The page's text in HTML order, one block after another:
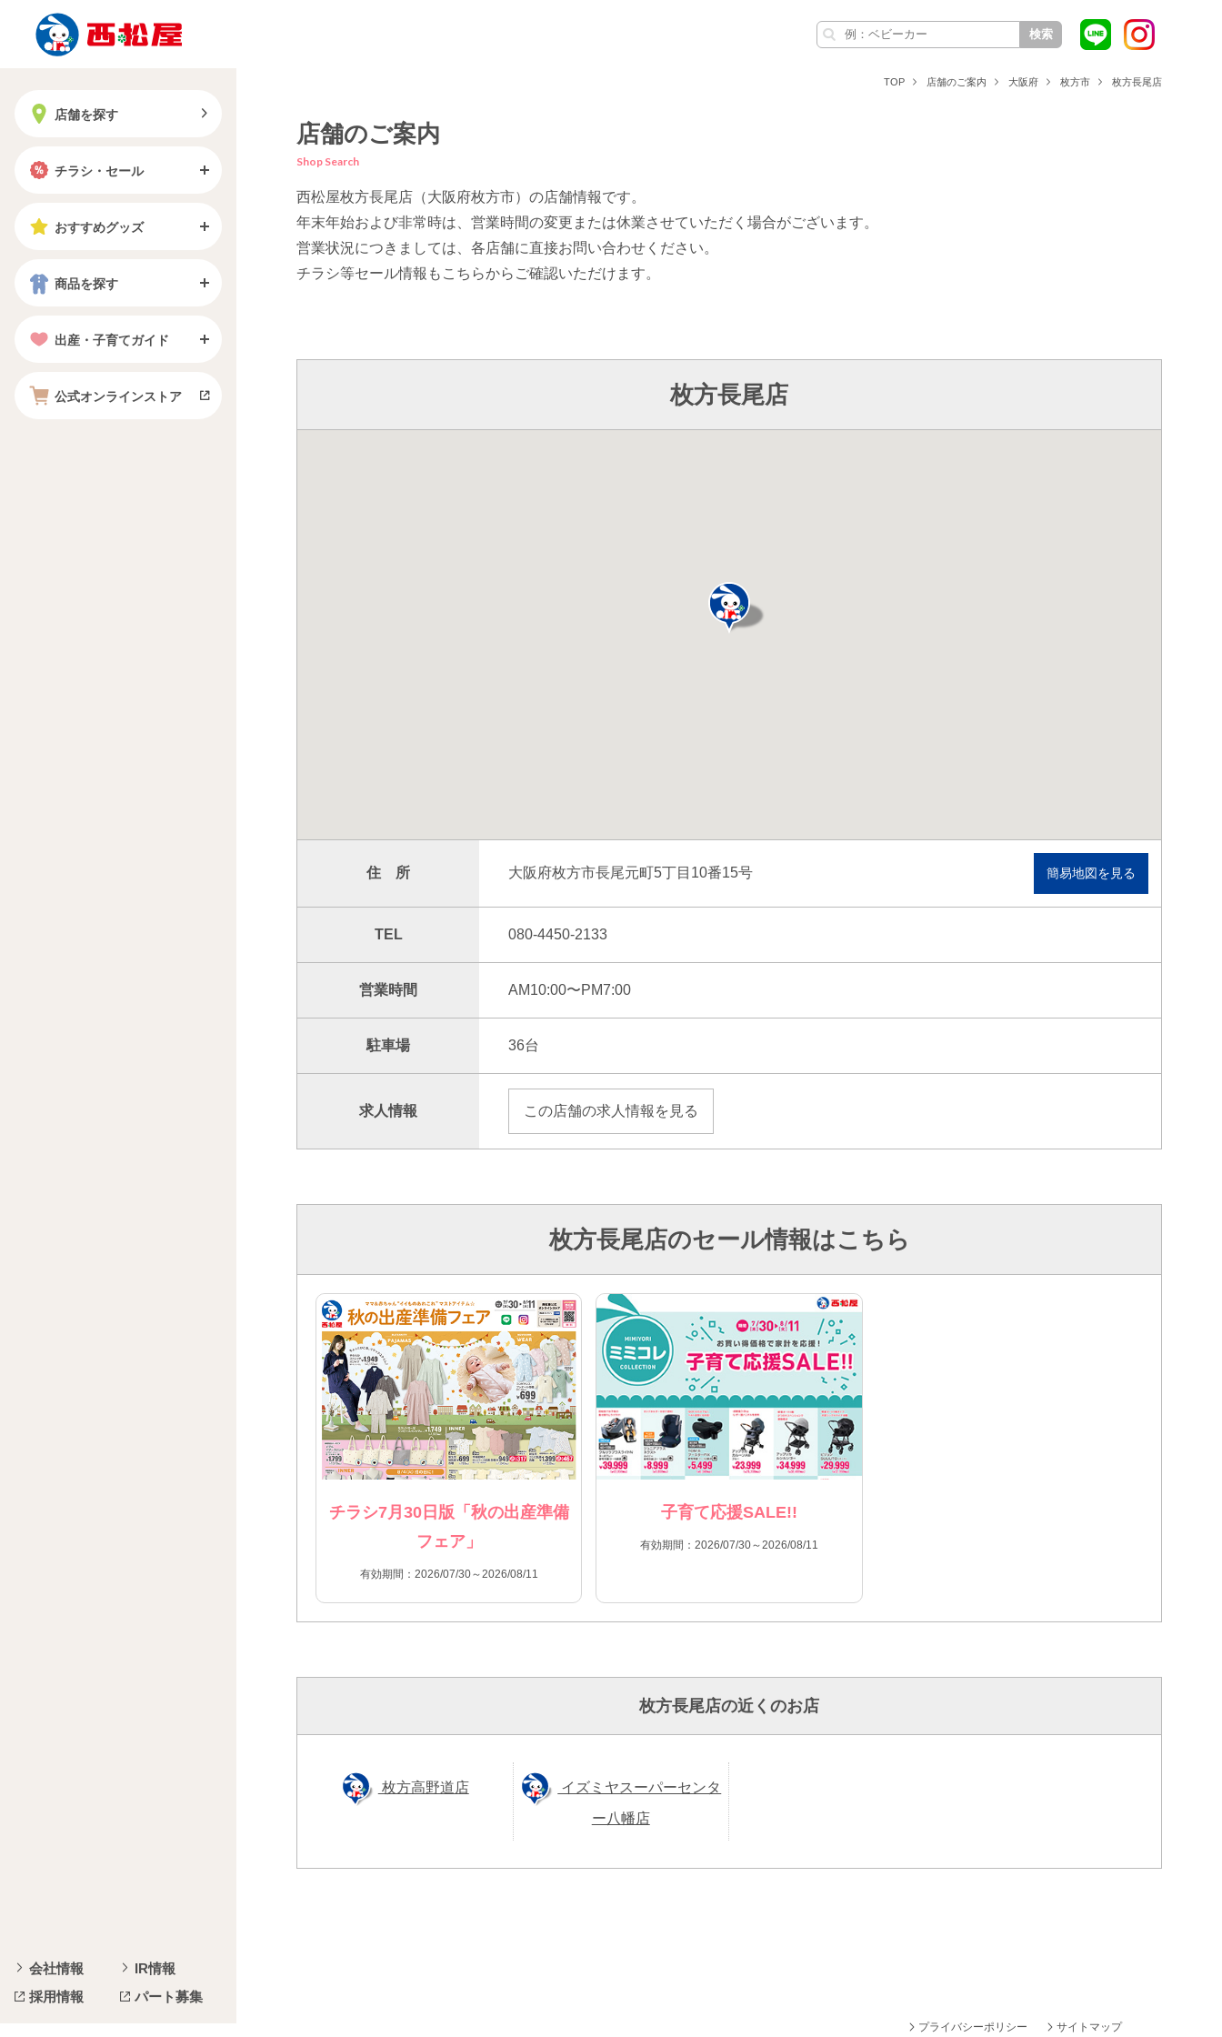
検索
店舗を探す
チラシ・セール
おすすめグッズ
商品を探す
出産・子育てガイド
公式オンラインストア
会社情報
IR情報
採用情報
パート募集
TOP 店舗のご案内 大阪府 枚方市 枚方長尾店
店舗のご案内
Shop Search
西松屋枚方長尾店（大阪府枚方市）の店舗情報です。
年末年始および非常時は、営業時間の変更または休業させていただく場合がございます。
営業状況につきましては、各店舗に直接お問い合わせください。
チラシ等セール情報もこちらからご確認いただけます。
枚方長尾店
住 所 大阪府枚方市長尾元町5丁目10番15号 簡易地図を見る
TEL 080-4450-2133
営業時間 AM10:00〜PM7:00
駐車場 36台
求人情報 この店舗の求人情報を見る
枚方長尾店のセール情報はこちら
チラシ7月30日版「秋の出産準備
フェア」
有効期間：2026/07/30～2026/08/11
子育て応援SALE!!
有効期間：2026/07/30～2026/08/11
枚方長尾店の近くのお店
枚方高野道店
イズミヤスーパーセンタ
ー八幡店
プライバシーポリシー サイトマップ